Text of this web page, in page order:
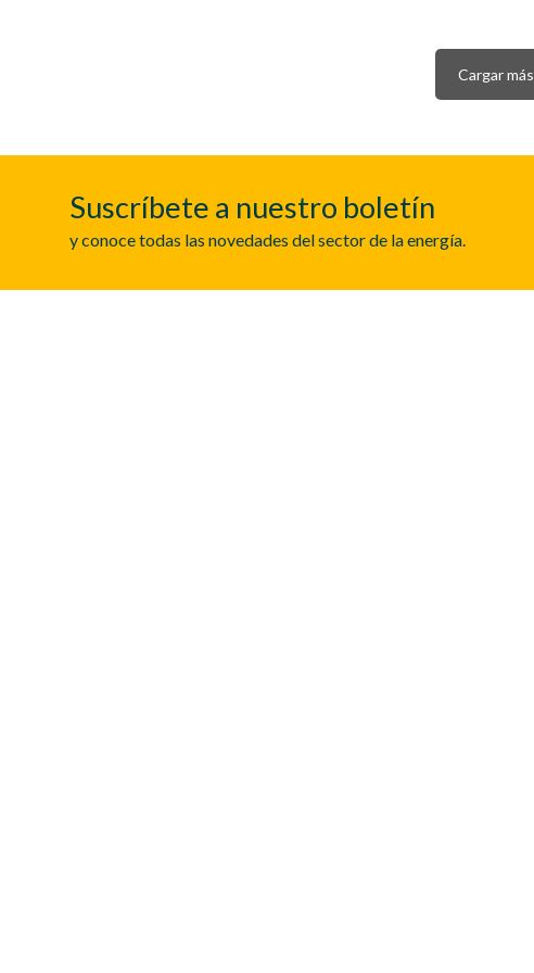
Cargar más
Suscríbete a nuestro boletín
y conoce todas las novedades del sector de la energía.